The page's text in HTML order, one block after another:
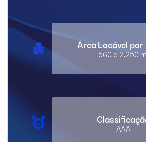
Área Locável
560 a 2.250
AAA